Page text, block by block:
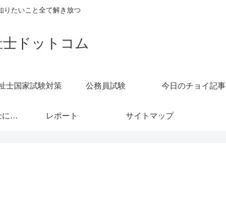
りたいこと全て解き放つ
ドットコム
士国家試験対策 公務員試験 今日のチョイ記事
社会人が社会福祉士になろうとするときに参考になる話 レポート サイトマップ